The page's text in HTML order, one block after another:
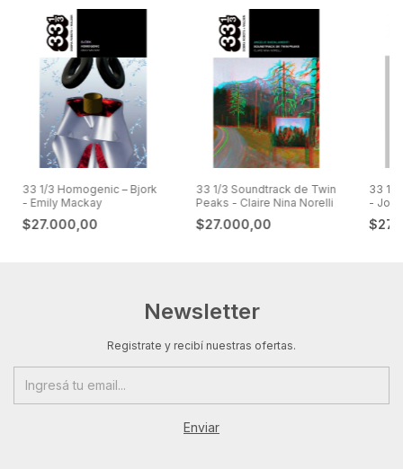
33 1/3 Homogenic – Bjork
- Emily Mackay
$27.000,00
33 1/3 Soundtrack de Twin
Peaks - Claire Nina Norelli
$27.000,00
33 1/
- Joy
Newsletter
Registrate y recibí nuestras ofertas.